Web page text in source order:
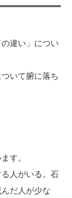
greeting
philosophy
違い」につい
いて腑に落ち
す。
る人がいる。石
だ人が少な